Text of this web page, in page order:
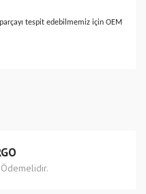
tespit edebilmemiz için OEM
bulunuyor.
Ödemelidir.